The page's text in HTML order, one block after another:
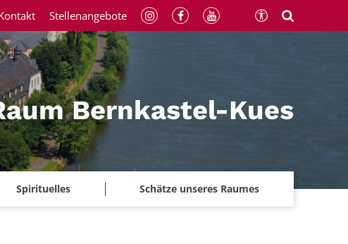
Bernkastel-Kues
Spirituelles Schätze unseres Raumes
Stellenangebote